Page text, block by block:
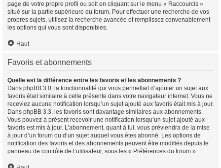
page de votre propre profil ou soit en cliquant sur le menu « Raccourcis »
situé sur la partie supérieure du forum. Pour effectuer une recherche de vos
propres sujets, utilisez la recherche avancée et remplissez convenablement
les options qui vous sont disponibles.
Haut
Favoris et abonnements
Quelle est la différence entre les favoris et les abonnements ?
Dans phpBB 3.0, la fonctionnalité qui vous permettait d’ajouter un sujet aux
favoris était similaire à celle présente dans votre navigateur internet. Vous ne
receviez aucune notification lorsqu’un sujet ajouté aux favoris était mis à jour.
Dans phpBB 3.3, les favoris sont davantage similaires aux abonnements.
Vous pouvez à présent recevoir une notification lorsqu’un sujet ajouté aux
favoris est mis à jour. L’abonnement, quant à lui, vous préviendra de la mise
à jour d’un forum ou d’un sujet auquel vous êtes abonné. Les options de
notification des favoris et des abonnements peuvent être modifiés depuis le
panneau de contrôle de l’utilisateur, sous les « Préférences du forum ».